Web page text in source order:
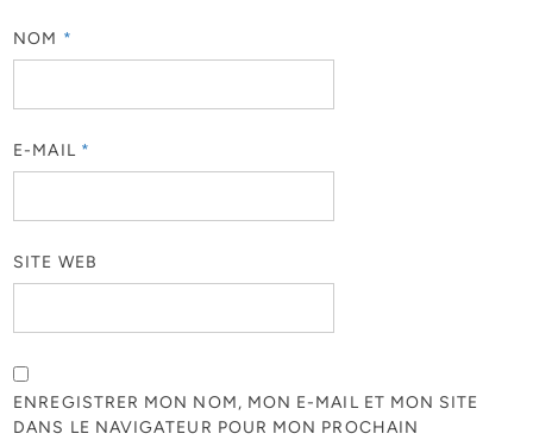
NOM *
E-MAIL *
SITE WEB
ENREGISTRER MON NOM, MON E-MAIL ET MON SITE
DANS LE NAVIGATEUR POUR MON PROCHAIN